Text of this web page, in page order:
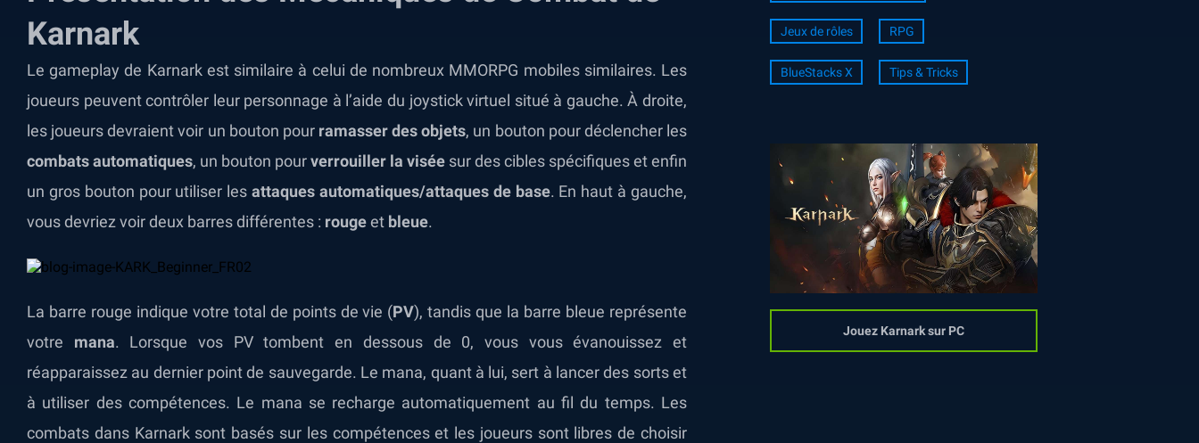
Karnark
Le gameplay de Karnark est similaire à celui de nombreux MMORPG mobiles similaires. Les
joueurs peuvent contrôler leur personnage à l’aide du joystick virtuel situé à gauche. À droite,
les joueurs devraient voir un bouton pour ramasser des objets, un bouton pour déclencher les
combats automatiques, un bouton pourverrouiller la visée sur des cibles spécifiques et enfin
un gros bouton pour utiliser lesattaques automatiques/attaques de base. En haut à gauche,
vous devriez voir deux barres différentes : rougeet bleue.
La barre rouge indique votre total de points de vie (PV), tandis que la barre bleue représente
votre mana. Lorsque vos PV tombent en dessous de 0, vous vous évanouissez et
réapparaissez au dernier point de sauvegarde. Le mana, quant à lui, sert à lancer des sorts et
à utiliser des compétences. Le mana se recharge automatiquement au fil du temps. Les
combats dans Karnark sont basés sur les compétences et les joueurs sont libres de choisir
Jeux de rôles RPG
BlueStacks X Tips & Tricks
Jouez Karnark sur PC